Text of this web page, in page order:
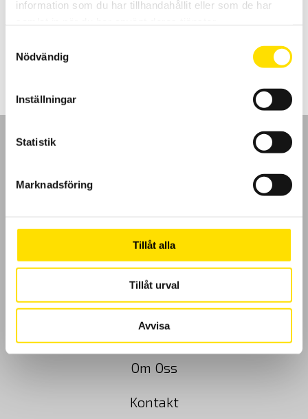
information som du har tillhandahållit eller som de har
Nödvändig
Inställningar
Statistik
Marknadsföring
Tillåt alla
Tillåt urval
Avvisa
Allsidiga strömtänger för både lik- och växelström. Med kompakt
Köpvillkor
Cookies
Klagomål
Kundundersökning
Om Oss
Kontakt